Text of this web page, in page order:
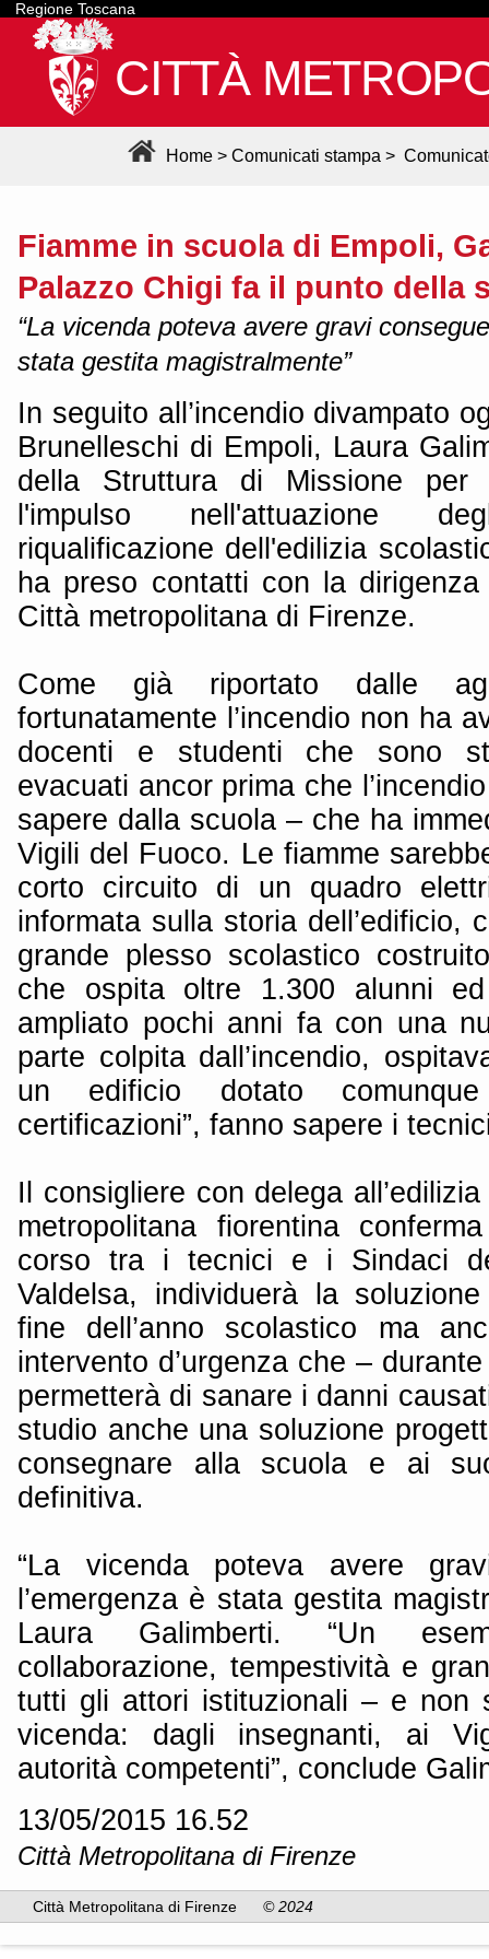
Regione Toscana
CITTÀ
Home > Comunicati stampa >
Fiamme in scuola di Empoli,
Palazzo Chigi fa il punto della
“La vicenda poteva avere gravi
stata gestita magistralmente”
In seguito all’incendio divampato
Brunelleschi di Empoli, Laura
della Struttura di Missione per
l'impulso nell'attuazione
riqualificazione dell'edilizia
ha preso contatti con la
Città metropolitana di Firenze.
Come già riportato dalle
fortunatamente l’incendio non ha
docenti e studenti che sono
evacuati ancor prima che
sapere dalla scuola – che ha
Vigili del Fuoco. Le fiamme
corto circuito di un quadro
informata sulla storia dell’edificio,
grande plesso scolastico
che ospita oltre 1.300 alunni
ampliato pochi anni fa con una
parte colpita dall’incendio,
un edificio dotato
certificazioni”, fanno sapere i
Il consigliere con delega
metropolitana fiorentina
corso tra i tecnici e i Sindaci
Valdelsa, individuerà la
fine dell’anno scolastico ma
intervento d’urgenza che –
permetterà di sanare i danni
studio anche una soluzione
consegnare alla scuola e ai
definitiva.
“La vicenda poteva avere
l’emergenza è stata gestita
Laura Galimberti. “Un
collaborazione, tempestività e
tutti gli attori istituzionali – e non
vicenda: dagli insegnanti, ai
autorità competenti”, conclude
13/05/2015 16.52
Città Metropolitana di Firenze
Città Metropolitana di Firenze © 2024